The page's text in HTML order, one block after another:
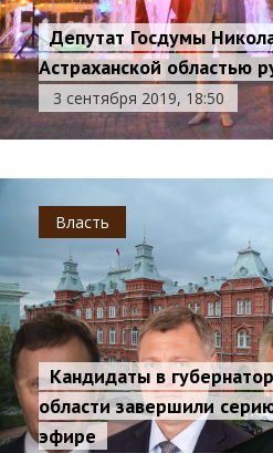
Депутат Госдумы
Астраханской областью
3 сентября 2019, 18:50
Власть
Кандидаты в
области завершили
эфире